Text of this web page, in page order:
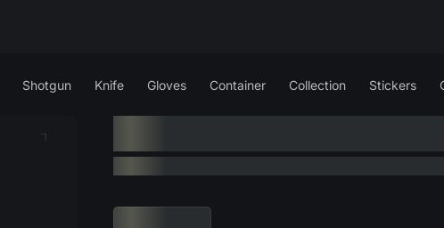
Shotgun Knife Gloves Container Collection Stickers